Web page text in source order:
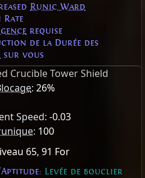
Runic Ward
Rate
requise
de la Durée des
sur vous
Crucible Tower Shield
: 26%
Speed: -0.03
: 100
65, 91 For
Levée de bouclier